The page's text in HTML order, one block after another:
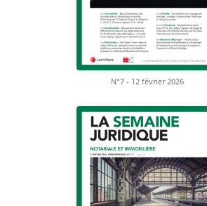
N°7 - 12 février 2026